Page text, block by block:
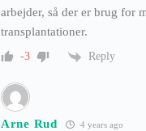
arbejder, så der er brug for
transplantationer.
-3 Reply
Arne Rud 4 years ago